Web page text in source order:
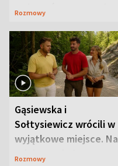
uwierzyć, co przeszła
Rozmowy
Gąsiewska i
Sołtysiewicz wrócili w
wyjątkowe miejsce. Na
szlaku czekał
Rozmowy